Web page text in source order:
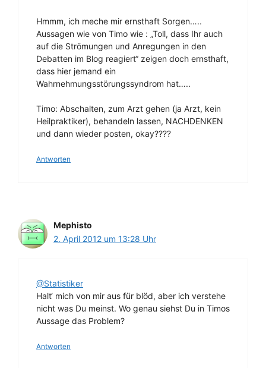
Hmmm, ich meche mir ernsthaft Sorgen…..
Aussagen wie von Timo wie : „Toll, dass Ihr auch
auf die Strömungen und Anregungen in den
Debatten im Blog reagiert“ zeigen doch ernsthaft,
dass hier jemand ein
Wahrnehmungsstörungssyndrom hat…..
Timo: Abschalten, zum Arzt gehen (ja Arzt, kein
Heilpraktiker), behandeln lassen, NACHDENKEN
und dann wieder posten, okay????
Antworten
Mephisto
2. April 2012 um 13:28 Uhr
@Statistiker
Halt‘ mich von mir aus für blöd, aber ich verstehe
nicht was Du meinst. Wo genau siehst Du in Timos
Aussage das Problem?
Antworten